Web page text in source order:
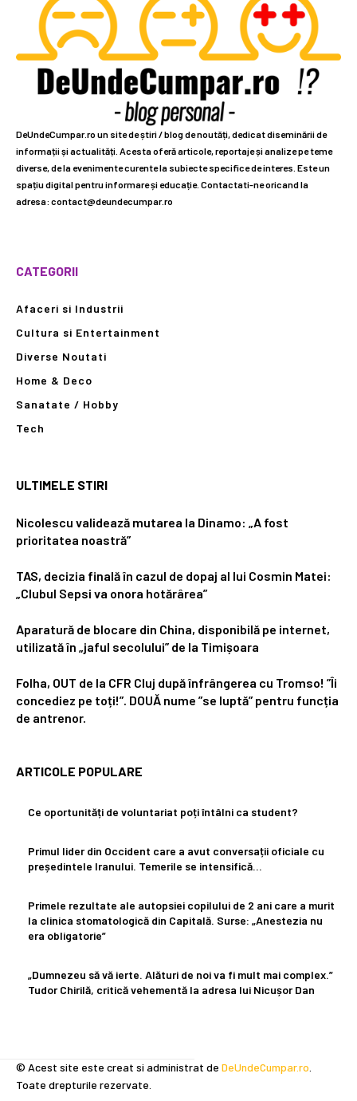
DeUndeCumpar.ro un site de știri / blog de noutăți, dedicat diseminării de
informații și actualități. Acesta oferă articole, reportaje și analize pe teme
diverse, de la evenimente curente la subiecte specifice de interes. Este un
spațiu digital pentru informare și educație. Contactati-ne oricand la
adresa: contact@deundecumpar.ro
CATEGORII
Afaceri si Industrii
Cultura si Entertainment
Diverse Noutati
Home & Deco
Sanatate / Hobby
Tech
ULTIMELE STIRI
Nicolescu validează mutarea la Dinamo: „A fost
prioritatea noastră”
TAS, decizia finală în cazul de dopaj al lui Cosmin Matei:
„Clubul Sepsi va onora hotărârea”
Aparatură de blocare din China, disponibilă pe internet,
utilizată în „jaful secolului” de la Timișoara
Folha, OUT de la CFR Cluj după înfrângerea cu Tromso! ”Îi
concediez pe toți!”. DOUĂ nume ”se luptă” pentru funcția
de antrenor.
ARTICOLE POPULARE
Ce oportunități de voluntariat poți întâlni ca student?
Primul lider din Occident care a avut conversații oficiale cu
președintele Iranului. Temerile se intensifică…
Primele rezultate ale autopsiei copilului de 2 ani care a murit
la clinica stomatologică din Capitală. Surse: „Anestezia nu
era obligatorie”
„Dumnezeu să vă ierte. Alături de noi va fi mult mai complex.”
Tudor Chirilă, critică vehementă la adresa lui Nicușor Dan
© Acest site este creat si administrat de DeUndeCumpar.ro
Toate drepturile rezervate.